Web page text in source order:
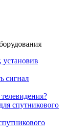
установив
сигнал
спутникового